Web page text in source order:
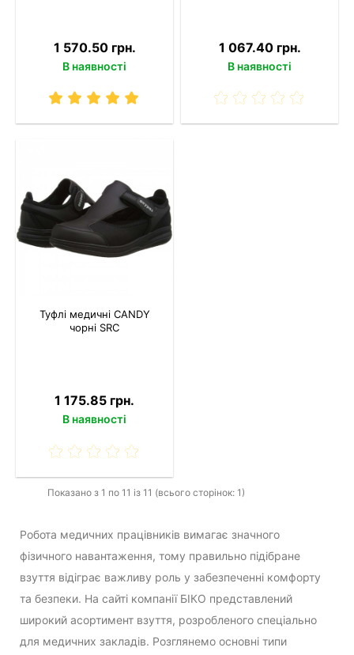
1 570.50 грн.
В наявності
1 067.40 грн.
В наявності
Туфлі медичні CANDY
чорні SRC
1 175.85 грн.
В наявності
Показано з 1 по 11 із 11 (всього сторінок: 1)
Робота медичних працівників вимагає значного
фізичного навантаження, тому правильно підібране
взуття відіграє важливу роль у забезпеченні комфорту
та безпеки. На сайті компанії БІКО представлений
широкий асортимент взуття, розробленого спеціально
для медичних закладів. Розглянемо основні типи